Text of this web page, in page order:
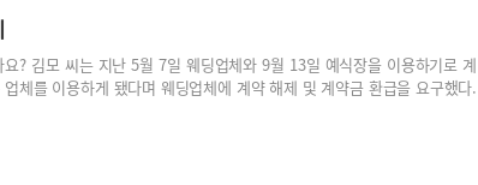
? 김모 씨는 지난 5월 7일 웨딩업체와 9월 13일 예식장을 이용하기로 계
체를 이용하게 됐다며 웨딩업체에 계약 해제 및 계약금 환급을 요구했다.